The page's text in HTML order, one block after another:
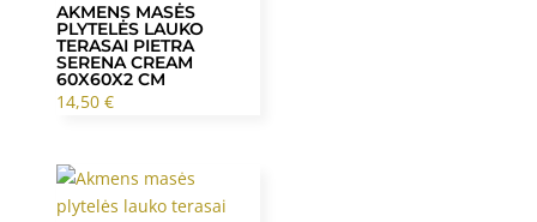
AKMENS MASĖS
PLYTELĖS LAUKO
TERASAI PIETRA
SERENA CREAM
60X60X2 CM
14,50 €